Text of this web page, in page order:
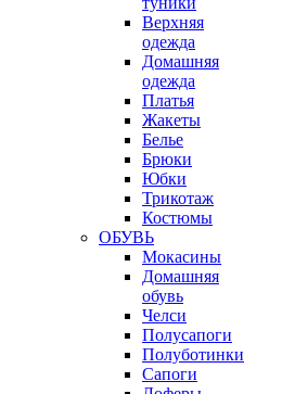
Верхняя
одежда
Домашняя
одежда
Платья
Жакеты
Белье
Брюки
Юбки
Трикотаж
Костюмы
ОБУВЬ
Мокасины
Домашняя
обувь
Челси
Полусапоги
Полуботинки
Сапоги